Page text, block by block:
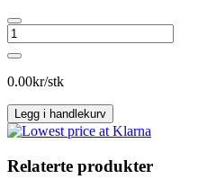
CONTINENTAL
ContiVikingContact
7
antall
0.00kr/stk
Legg i handlekurv
Relaterte produkter